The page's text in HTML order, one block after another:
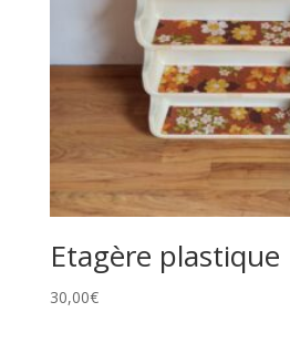
Etagère plastique
30,00€